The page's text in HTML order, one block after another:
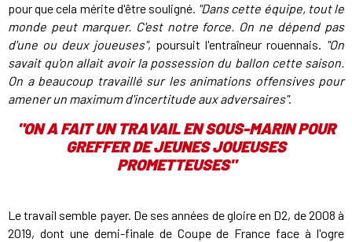
pour que cela mérite d'être souligné. "Dans cette équipe, tout le
monde peut marquer. C'est notre force. On ne dépend pas
d'une ou deux joueuses", poursuit l'entraîneur rouennais. "On
savait qu'on allait avoir la possession du ballon cette saison.
On a beaucoup travaillé sur les animations offensives pour
amener un maximum d'incertitude aux adversaires".
"ON A FAIT UN TRAVAIL EN SOUS-MARIN POUR
GREFFER DE JEUNES JOUEUSES
PROMETTEUSES"
Le travail semble payer. De ses années de gloire en D2, de 2008 à
2019, dont une demi-finale de Coupe de France face à l'ogre